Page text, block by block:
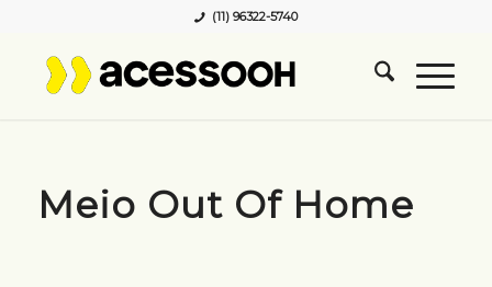
(11) 96322-5740
Meio Out Of Home